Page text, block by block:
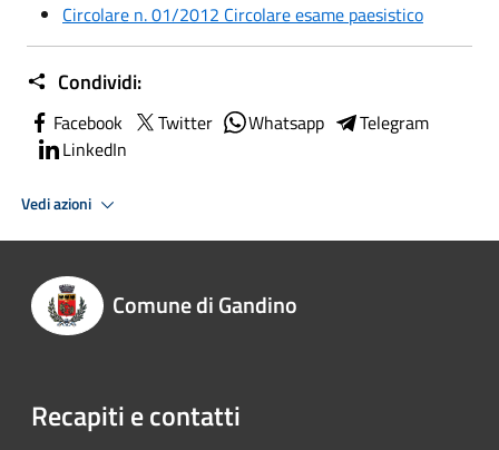
Circolare n. 01/2012 Circolare esame paesistico
Condividi:
Facebook Twitter Whatsapp
Telegram
LinkedIn
Vedi azioni
Comune di Gandino
Recapiti e contatti